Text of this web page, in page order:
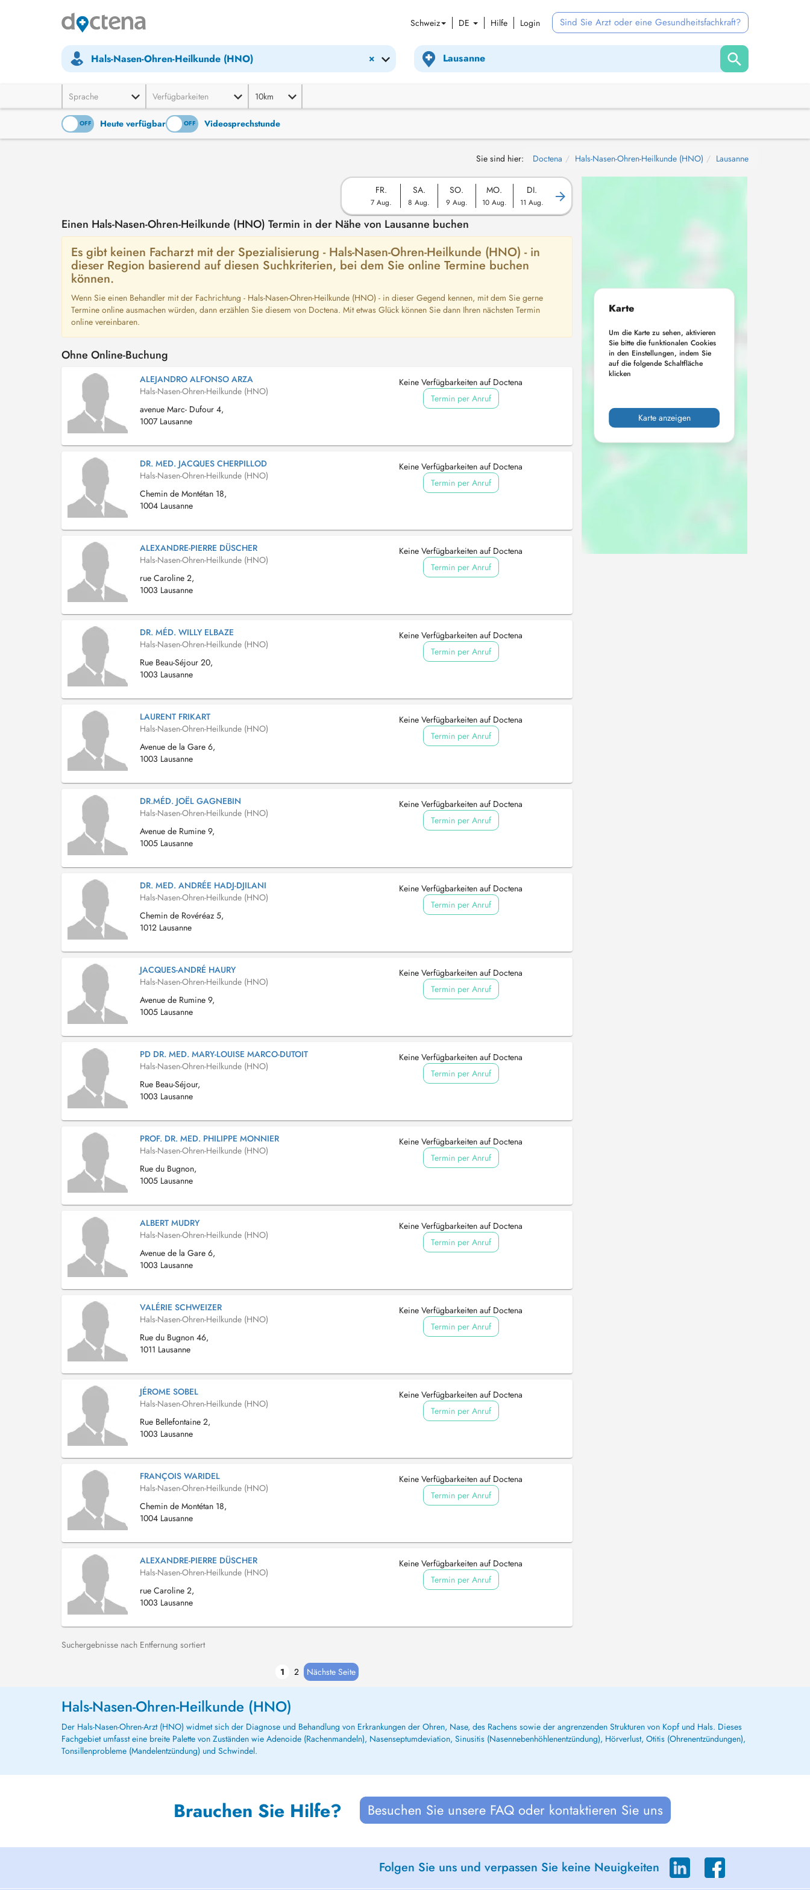
Schweiz DE Hilfe Login Sind Sie Arzt oder eine Gesundheitsfachkraft?
×
Hals-Nasen-Ohren-Heilkunde (HNO)
Sprache Verfügbarkeiten 10km
OFF Heute verfügbar
ON OFF Videosprechstunde
Sie sind hier: Doctena Hals-Nasen-Ohren-Heilkunde (HNO) Lausanne
FR.
7 Aug.
SA.
8 Aug.
SO.
9 Aug.
MO.
10 Aug.
DI.
11 Aug.
Einen Hals-Nasen-Ohren-Heilkunde (HNO) Termin in der Nähe von Lausanne buchen
Es gibt keinen Facharzt mit der Spezialisierung - Hals-Nasen-Ohren-Heilkunde (HNO) - in
dieser Region basierend auf diesen Suchkriterien, bei dem Sie online Termine buchen
können.
Wenn Sie einen Behandler mit der Fachrichtung - Hals-Nasen-Ohren-Heilkunde (HNO) - in dieser Gegend kennen, mit dem Sie gerne
Termine online ausmachen würden, dann erzählen Sie diesem von Doctena. Mit etwas Glück können Sie dann Ihren nächsten Termin
online vereinbaren.
Ohne Online-Buchung
ALEJANDRO ALFONSO ARZA
Hals-Nasen-Ohren-Heilkunde (HNO)
avenue Marc- Dufour 4,
1007 Lausanne
Keine Verfügbarkeiten auf Doctena
Termin per Anruf
DR. MED. JACQUES CHERPILLOD
Hals-Nasen-Ohren-Heilkunde (HNO)
Chemin de Montétan 18,
1004 Lausanne
Keine Verfügbarkeiten auf Doctena
Termin per Anruf
ALEXANDRE-PIERRE DÜSCHER
Hals-Nasen-Ohren-Heilkunde (HNO)
rue Caroline 2,
1003 Lausanne
Keine Verfügbarkeiten auf Doctena
Termin per Anruf
DR. MÉD. WILLY ELBAZE
Hals-Nasen-Ohren-Heilkunde (HNO)
Rue Beau-Séjour 20,
1003 Lausanne
Keine Verfügbarkeiten auf Doctena
Termin per Anruf
LAURENT FRIKART
Hals-Nasen-Ohren-Heilkunde (HNO)
Avenue de la Gare 6,
1003 Lausanne
Keine Verfügbarkeiten auf Doctena
Termin per Anruf
DR.MÉD. JOËL GAGNEBIN
Hals-Nasen-Ohren-Heilkunde (HNO)
Avenue de Rumine 9,
1005 Lausanne
Keine Verfügbarkeiten auf Doctena
Termin per Anruf
DR. MED. ANDRÉE HADJ-DJILANI
Hals-Nasen-Ohren-Heilkunde (HNO)
Chemin de Rovéréaz 5,
1012 Lausanne
Keine Verfügbarkeiten auf Doctena
Termin per Anruf
JACQUES-ANDRÉ HAURY
Hals-Nasen-Ohren-Heilkunde (HNO)
Avenue de Rumine 9,
1005 Lausanne
Keine Verfügbarkeiten auf Doctena
Termin per Anruf
PD DR. MED. MARY-LOUISE MARCO-DUTOIT
Hals-Nasen-Ohren-Heilkunde (HNO)
Rue Beau-Séjour,
1003 Lausanne
Keine Verfügbarkeiten auf Doctena
Termin per Anruf
PROF. DR. MED. PHILIPPE MONNIER
Hals-Nasen-Ohren-Heilkunde (HNO)
Rue du Bugnon,
1005 Lausanne
Keine Verfügbarkeiten auf Doctena
Termin per Anruf
ALBERT MUDRY
Hals-Nasen-Ohren-Heilkunde (HNO)
Avenue de la Gare 6,
1003 Lausanne
Keine Verfügbarkeiten auf Doctena
Termin per Anruf
VALÉRIE SCHWEIZER
Hals-Nasen-Ohren-Heilkunde (HNO)
Rue du Bugnon 46,
1011 Lausanne
Keine Verfügbarkeiten auf Doctena
Termin per Anruf
JÉROME SOBEL
Hals-Nasen-Ohren-Heilkunde (HNO)
Rue Bellefontaine 2,
1003 Lausanne
Keine Verfügbarkeiten auf Doctena
Termin per Anruf
FRANÇOIS WARIDEL
Hals-Nasen-Ohren-Heilkunde (HNO)
Chemin de Montétan 18,
1004 Lausanne
Keine Verfügbarkeiten auf Doctena
Termin per Anruf
ALEXANDRE-PIERRE DÜSCHER
Hals-Nasen-Ohren-Heilkunde (HNO)
rue Caroline 2,
1003 Lausanne
Keine Verfügbarkeiten auf Doctena
Termin per Anruf
Suchergebnisse nach Entfernung sortiert
1 2 Nächste Seite
Karte
Um die Karte zu sehen, aktivieren
Sie bitte die funktionalen Cookies
in den Einstellungen, indem Sie
auf die folgende Schaltfläche
klicken
Karte anzeigen
Hals-Nasen-Ohren-Heilkunde (HNO)
Der Hals-Nasen-Ohren-Arzt (HNO) widmet sich der Diagnose und Behandlung von Erkrankungen der Ohren, Nase, des Rachens sowie der angrenzenden Strukturen von Kopf und Hals. Dieses
Fachgebiet umfasst eine breite Palette von Zuständen wie Adenoide (Rachenmandeln), Nasenseptumdeviation, Sinusitis (Nasennebenhöhlenentzündung), Hörverlust, Otitis (Ohrenentzündungen),
Tonsillenprobleme (Mandelentzündung) und Schwindel.
Brauchen Sie Hilfe? Besuchen Sie unsere FAQ oder kontaktieren Sie uns
Folgen Sie uns und verpassen Sie keine Neuigkeiten